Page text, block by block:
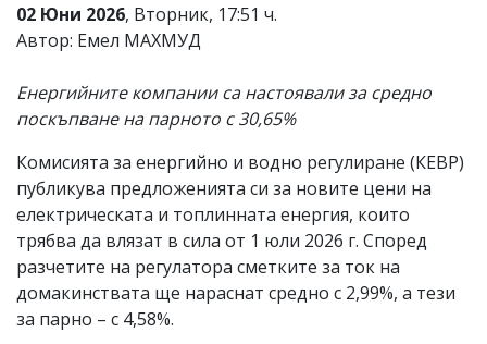
редакцията
не
носи
за
тях!
Ако
обиден
за
вас
коментар,
моля
сигнализирайте
ни!
02 Юни 2026, Вторник, 17:51 ч.
Автор: Емел МАХМУД
Енергийните компании са настоявали за средно
поскъпване на парното с 30,65%
Комисията за енергийно и водно регулиране (КЕВР)
публикува предложенията си за новите цени на
електрическата и топлинната енергия, които
трябва да влязат в сила от 1 юли 2026 г. Според
разчетите на регулатора сметките за ток на
домакинствата ще нараснат средно с 2,99%, а тези
за парно – с 4,58%.